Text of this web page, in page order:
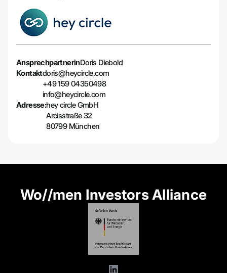
AnsprechpartnerinDoris Diebold
Kontaktdoris@heycircle.com
+49 159 04350498
info@heycircle.com
Adresse:hey circle GmbH
Arcisstraße 32
80799 München
Wo//men Investors Alliance